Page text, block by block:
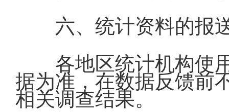
六、统计资料的报
各地区统计机构使
据为准，在数据反馈前
相关调查结果。